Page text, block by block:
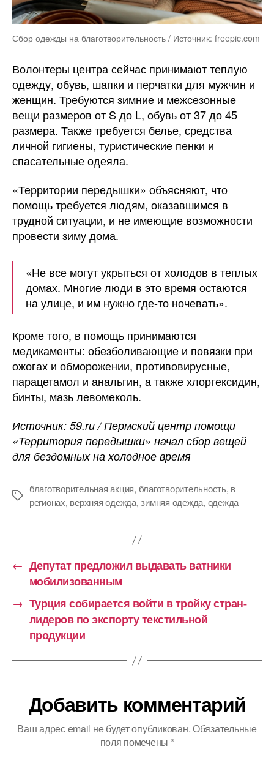
Сбор одежды на благотворительность / Источник: freepic.com
Волонтеры центра сейчас принимают теплую
одежду, обувь, шапки и перчатки для мужчин и
женщин. Требуются зимние и межсезонные
вещи размеров от S до L, обувь от 37 до 45
размера. Также требуется белье, средства
личной гигиены, туристические пенки и
спасательные одеяла.
«Территории передышки» объясняют, что
помощь требуется людям, оказавшимся в
трудной ситуации, и не имеющие возможности
провести зиму дома.
«Не все могут укрыться от холодов в теплых
домах. Многие люди в это время остаются
на улице, и им нужно где-то ночевать».
Кроме того, в помощь принимаются
медикаменты: обезболивающие и повязки при
ожогах и обморожении, противовирусные,
парацетамол и анальгин, а также хлоргексидин,
бинты, мазь левомеколь.
Источник: 59.ru / Пермский центр помощи
«Территория передышки» начал сбор вещей
для бездомных на холодное время
Метки
благотворительная акция, благотворительность, в
регионах, верхняя одежда,зимняя одежда, одежда
← Депутат предложил выдавать ватники
мобилизованным
→ Турция собирается войти в тройку стран-
лидеров по экспорту текстильной
продукции
Добавить комментарий
Ваш адрес email не будет опубликован.Обязательные
поля помечены *